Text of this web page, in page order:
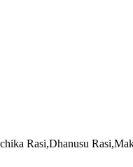
Rasi,Dhanusu